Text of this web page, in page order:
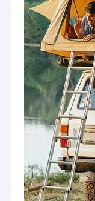
Macchina
Elettrodi di
Bilanciatore di
Estrattore di
Macchina
servizio post-
vendita
perfetto, in
modo da non
avere
preoccupazioni.